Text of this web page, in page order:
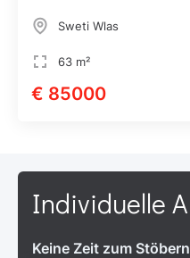
Sweti Wlas
63 m²
€ 85000
Individuelle
Keine Zeit zum